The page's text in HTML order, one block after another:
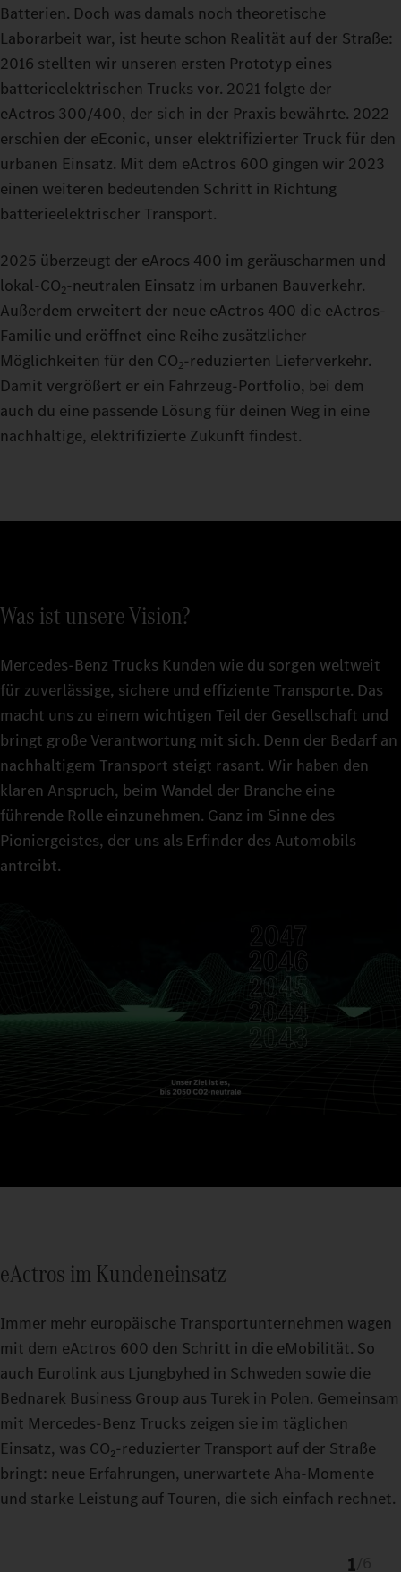
Batterien. Doch was damals noch theoretische
Laborarbeit war, ist heute schon Realität auf der Straße:
2016 stellten wir unseren ersten Prototyp eines
batterieelektrischen Trucks vor. 2021 folgte der
eActros 300/400, der sich in der Praxis bewährte. 2022
erschien der eEconic, unser elektrifizierter Truck für den
urbanen Einsatz. Mit dem eActros 600 gingen wir 2023
einen weiteren bedeutenden Schritt in Richtung
batterieelektrischer Transport.
2025 überzeugt der eArocs 400 im geräuscharmen und
lokal-CO2‑neutralen Einsatz im urbanen Bauverkehr.
Außerdem erweitert der neue eActros 400 die eActros-
Familie und eröffnet eine Reihe zusätzlicher
Möglichkeiten für den CO2‑reduzierten Lieferverkehr.
Damit vergrößert er ein Fahrzeug-Portfolio, bei dem
auch du eine passende Lösung für deinen Weg in eine
nachhaltige, elektrifizierte Zukunft findest.
Was ist unsere Vision?
Mercedes‑Benz Trucks Kunden wie du sorgen weltweit
für zuverlässige, sichere und effiziente Transporte. Das
macht uns zu einem wichtigen Teil der Gesellschaft und
bringt große Verantwortung mit sich. Denn der Bedarf an
nachhaltigem Transport steigt rasant. Wir haben den
klaren Anspruch, beim Wandel der Branche eine
führende Rolle einzunehmen. Ganz im Sinne des
Pioniergeistes, der uns als Erfinder des Automobils
antreibt.
eActros im Kundeneinsatz
Immer mehr europäische Transportunternehmen wagen
mit dem eActros 600 den Schritt in die eMobilität. So
auch Eurolink aus Ljungbyhed in Schweden sowie die
Bednarek Business Group aus Turek in Polen. Gemeinsam
mit Mercedes‑Benz Trucks zeigen sie im täglichen
Einsatz, was CO₂‑reduzierter Transport auf der Straße
bringt: neue Erfahrungen, unerwartete Aha‑Momente
und starke Leistung auf Touren, die sich einfach rechnet.
1